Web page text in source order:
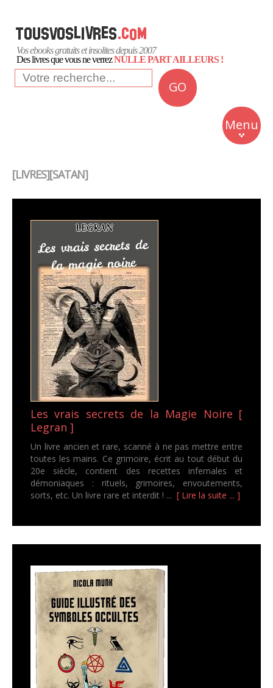
Vos ebooks gratuits et insolites depuis 2007
Des livres que vous ne verrezNULLE PART AILLEURS !
GO
Menu
Insolite
Business
[LIVRES][SATAN]
Les vrais secrets de la Magie Noire [
Legran ]
Un livre ancien et rare, scanné à ne pas mettre entre
toutes les mains. Ce grimoire, écrit au tout début du
20e siècle, contient des recettes infernales et
démoniaques : rituels, grimoires, envoutements,
sorts, etc. Un livre rare et interdit ! ... [ Lire la suite ... ]